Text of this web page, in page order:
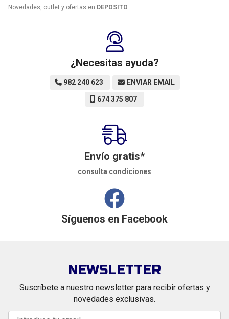
Novedades, outlet y ofertas en DEPOSITO.
¿Necesitas ayuda?
982 240 623 ENVIAR EMAIL
674 375 807
Envío gratis*
consulta condiciones
Síguenos en Facebook
NEWSLETTER
Suscríbete a nuestro newsletter para recibir ofertas y
novedades exclusivas.